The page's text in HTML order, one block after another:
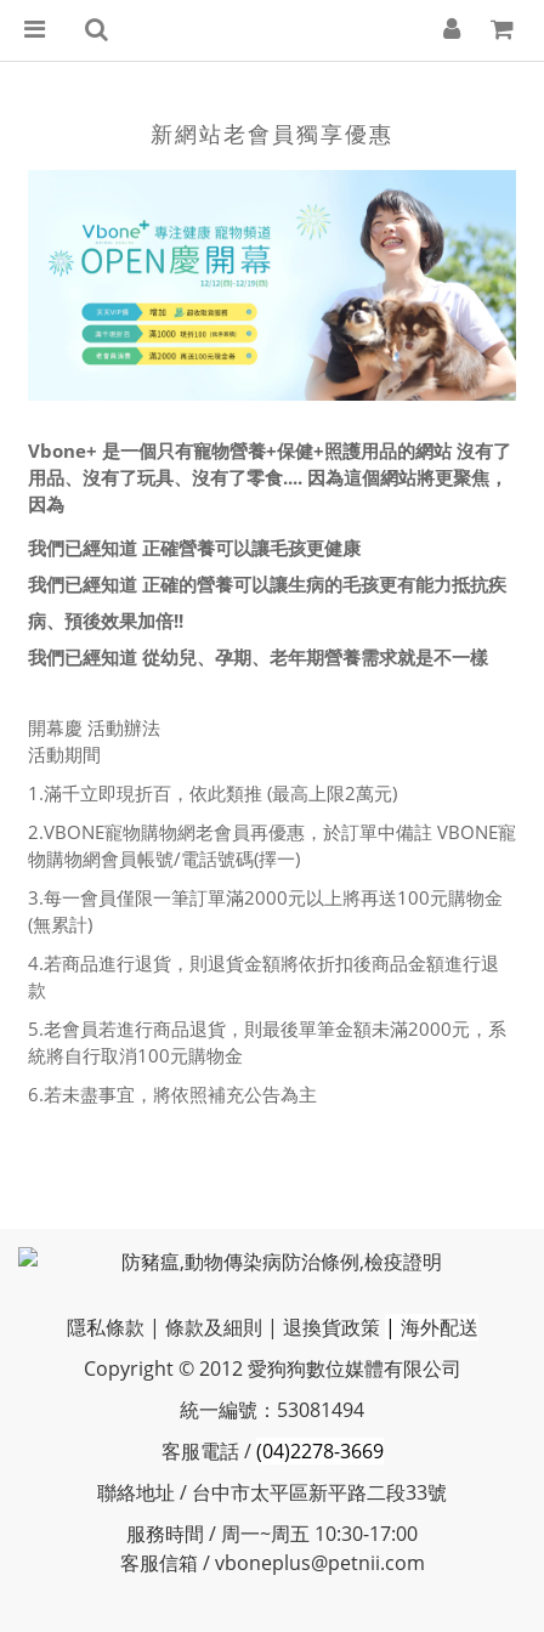
新網站老會員獨享優惠
Vbone+ 是一個只有寵物營養+保健+照護用品的網站 沒有了
用品、沒有了玩具、沒有了零食.... 因為這個網站將更聚焦，
因為
我們已經知道 正確營養可以讓毛孩更健康
我們已經知道 正確的營養可以讓生病的毛孩更有能力抵抗疾
病、預後效果加倍!!
我們已經知道 從幼兒、孕期、老年期營養需求就是不一樣
開幕慶 活動辦法
活動期間
1.滿千立即現折百，依此類推 (最高上限2萬元)
2.VBONE寵物購物網老會員再優惠，於訂單中備註 VBONE寵
物購物網會員帳號/電話號碼(擇一)
3.每一會員僅限一筆訂單滿2000元以上將再送100元購物金
(無累計)
4.若商品進行退貨，則退貨金額將依折扣後商品金額進行退
款
5.老會員若進行商品退貨，則最後單筆金額未滿2000元，系
統將自行取消100元購物金
6.若未盡事宜，將依照補充公告為主
隱私條款 | 條款及細則 | 退換貨政策 | 海外配送
Copyright © 2012 愛狗狗數位媒體有限公司
統一編號：53081494
客服電話 /(04)2278-3669
聯絡地址 / 台中市太平區新平路二段33號
服務時間 / 周一~周五 10:30-17:00
客服信箱 / vboneplus@petnii.com